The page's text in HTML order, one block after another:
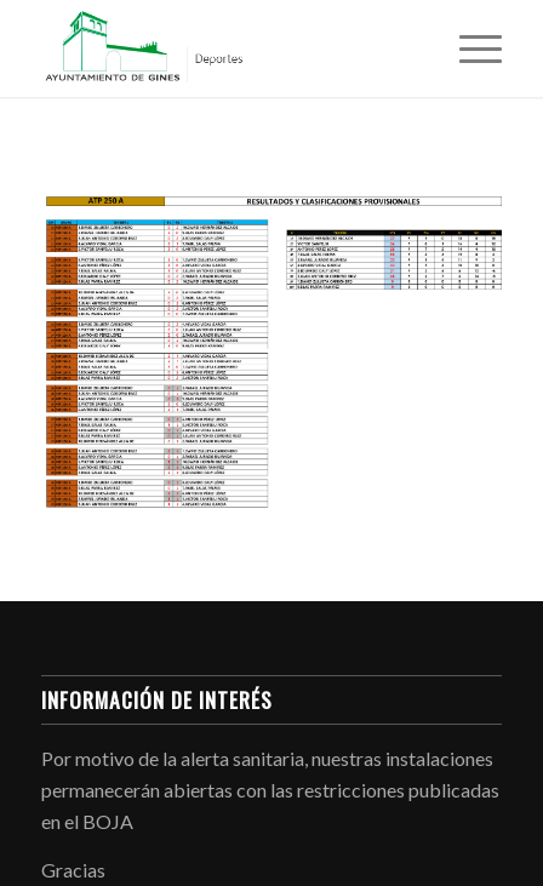
INFORMACIÓN DE INTERÉS
Por motivo de la alerta sanitaria, nuestras instalaciones
permanecerán abiertas con las restricciones publicadas
en el BOJA
Gracias